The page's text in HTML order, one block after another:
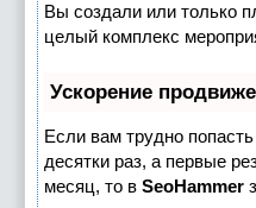
Вы создали или только
целый комплекс
Ускорение
Если вам трудно
десятки раз, а первые
месяц, то в SeoHammer